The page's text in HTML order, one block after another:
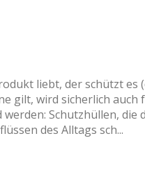
liebt, der schützt es
gilt, wird sicherlich auch
Schutzhüllen, die
des Alltags sch...